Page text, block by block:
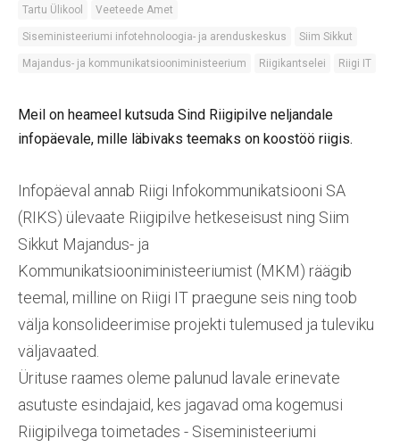
Tartu Ülikool Veeteede Amet
Siseministeeriumi infotehnoloogia- ja arenduskeskus Siim Sikkut
Majandus- ja kommunikatsiooniministeerium Riigikantselei Riigi IT
Meil on heameel kutsuda Sind Riigipilve neljandale
infopäevale, mille läbivaks teemaks on koostöö riigis.
Infopäeval annab Riigi Infokommunikatsiooni SA
(RIKS) ülevaate Riigipilve hetkeseisust ning Siim
Sikkut Majandus- ja
Kommunikatsiooniministeeriumist (MKM) räägib
teemal, milline on Riigi IT praegune seis ning toob
välja konsolideerimise projekti tulemused ja tuleviku
väljavaated.
Ürituse raames oleme palunud lavale erinevate
asutuste esindajaid, kes jagavad oma kogemusi
Riigipilvega toimetades - Siseministeeriumi